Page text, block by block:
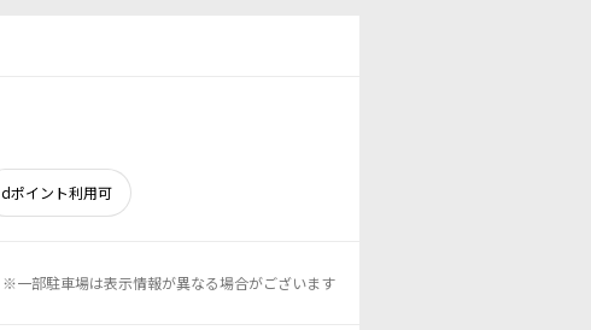
dポイント利用可
※一部駐車場は表示情報が異なる場合がございます